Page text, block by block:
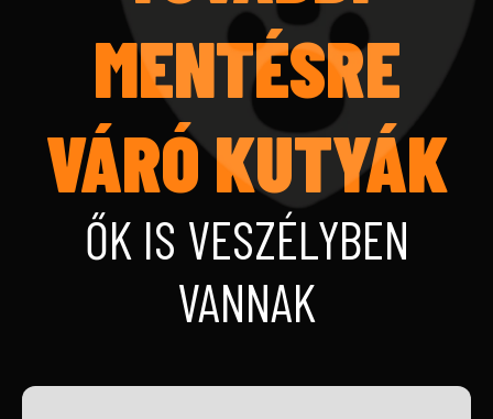
MENTÉSRE
VÁRÓ KUTYÁK
ŐK IS VESZÉLYBEN
VANNAK